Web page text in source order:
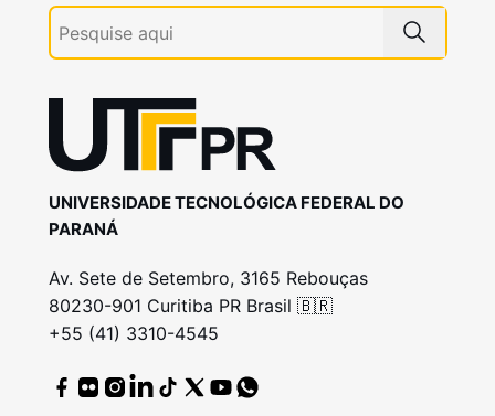
UNIVERSIDADE TECNOLÓGICA FEDERAL DO
PARANÁ
Av. Sete de Setembro, 3165 Rebouças
80230-901 Curitiba PR Brasil 🇧🇷
+55 (41) 3310-4545